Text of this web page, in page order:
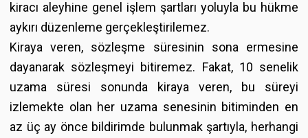
kiracı aleyhine genel işlem şartları yoluyla bu hükme
aykırı düzenleme gerçekleştirilemez.
Kiraya veren, sözleşme süresinin sona ermesine
dayanarak sözleşmeyi bitiremez. Fakat, 10 senelik
uzama süresi sonunda kiraya veren, bu süreyi
izlemekte olan her uzama senesinin bitiminden en
az üç ay önce bildirimde bulunmak şartıyla, herhangi